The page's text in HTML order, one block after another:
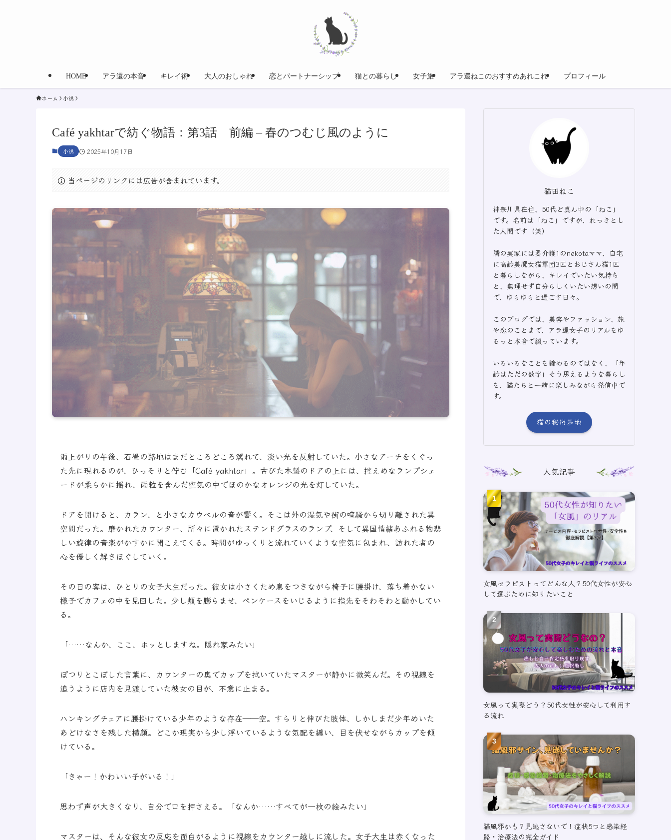
HOME アラ還の本音 キレイ術 大人のおしゃれ 恋とパートナーシップ 猫との暮らし 女子旅 アラ還ねこのおすすめあれこれ プロフィール
ホーム 小説
Café yakhtarで紡ぐ物語：第3話 前編 – 春のつむじ風のように
小説 2025年10月17日
当ページのリンクには広告が含まれています。
雨上がりの午後、石畳の路地はまだところどころ濡れて、淡い光を反射していた。小さなアーチをくぐっ
た先に現れるのが、ひっそりと佇む「Café yakhtar」。古びた木製のドアの上には、控えめなランプシェ
ードが柔らかに揺れ、雨粒を含んだ空気の中でほのかなオレンジの光を灯していた。
ドアを開けると、カラン、と小さなカウベルの音が響く。そこは外の湿気や街の喧騒から切り離された異
空間だった。磨かれたカウンター、所々に置かれたステンドグラスのランプ、そして異国情緒あふれる物悲
しい旋律の音楽がかすかに聞こえてくる。時間がゆっくりと流れていくような空気に包まれ、訪れた者の
心を優しく解きほぐしていく。
その日の客は、ひとりの女子大生だった。彼女は小さくため息をつきながら椅子に腰掛け、落ち着かない
様子でカフェの中を見回した。少し頬を膨らませ、ペンケースをいじるように指先をそわそわと動かしてい
る。
「……なんか、ここ、ホッとしますね。隠れ家みたい」
ぽつりとこぼした言葉に、カウンターの奥でカップを拭いていたマスターが静かに微笑んだ。その視線を
追うように店内を見渡していた彼女の目が、不意に止まる。
ハンキングチェアに腰掛けている少年のような存在――空。すらりと伸びた肢体、しかしまだ少年めいた
あどけなさを残した横顔。どこか現実から少し浮いているような気配を纏い、目を伏せながらカップを傾
けている。
「きゃー！かわいい子がいる！」
思わず声が大きくなり、自分で口を押さえる。「なんか……すべてが一枚の絵みたい」
マスターは、そんな彼女の反応を面白がるように視線をカウンター越しに流した。女子大生は赤くなった
猫田ねこ
神奈川県在住、50代ど真ん中の「ねこ」
です。名前は「ねこ」ですが、れっきとし
た人間です（笑）
隣の実家には要介護1のnekotaママ、自宅
に高齢美魔女猫軍団3匹とおじさん猫1匹
と暮らしながら、キレイでいたい気持ち
と、無理せず自分らしくいたい想いの間
で、ゆらゆらと過ごす日々。
このブログでは、美容やファッション、旅
や恋のことまで、アラ還女子のリアルをゆ
るっと本音で綴っています。
いろいろなことを諦めるのではなく、「年
齢はただの数字」そう思えるような暮らし
を、猫たちと一緒に楽しみながら発信中で
す。
猫の秘密基地
人気記事
女風セラピストってどんな人？50代女性が安心
して選ぶために知りたいこと
女風って実際どう？50代女性が安心して利用す
る流れ
猫風邪かも？見逃さないで！症状5つと感染経
路・治療法の完全ガイド